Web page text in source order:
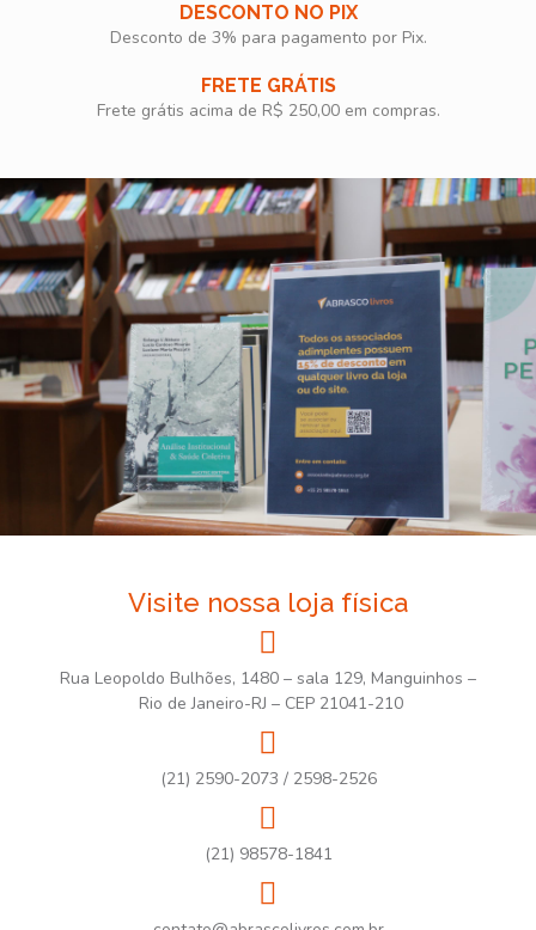
DESCONTO NO PIX
Desconto de 3% para pagamento por Pix.
FRETE GRÁTIS
Frete grátis acima de R$ 250,00 em compras.
Visite nossa loja física
Rua Leopoldo Bulhões, 1480 – sala 129, Manguinhos –
Rio de Janeiro-RJ – CEP 21041-210
(21) 2590-2073 / 2598-2526
(21) 98578-1841